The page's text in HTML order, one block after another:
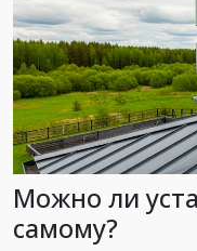
Можно ли
самому?